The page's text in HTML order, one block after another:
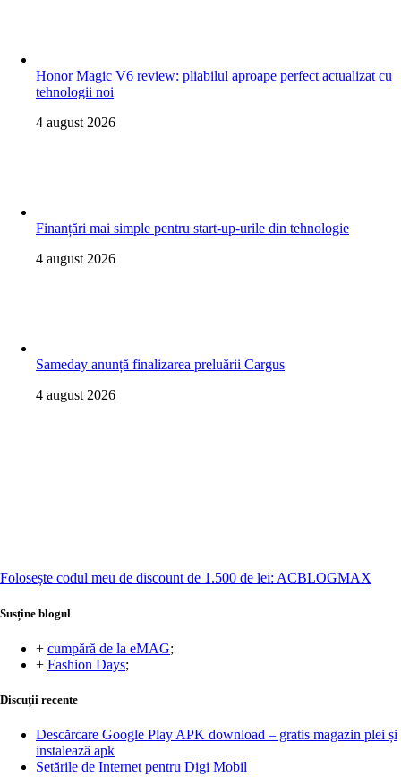
Honor Magic V6 review: pliabilul aproape perfect actualizat cu
tehnologii noi
4 august 2026
Finanțări mai simple pentru start-up-urile din tehnologie
4 august 2026
Sameday anunță finalizarea preluării Cargus
4 august 2026
Folosește codul meu de discount de 1.500 de lei: ACBLOGMAX
Susține blogul
+ cumpără de la eMAG;
+ Fashion Days;
Discuții recente
Descărcare Google Play APK download – gratis magazin plei și
instalează apk
Setările de Internet pentru Digi Mobil